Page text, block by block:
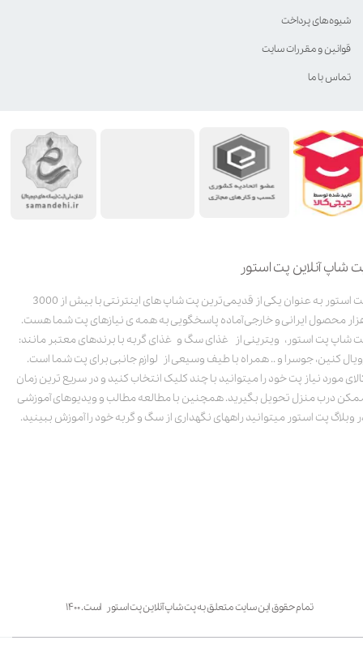
شاپ آنلاین پت استور
پت استور به عنوان یکی از قدیمی‌ترین پت شاپ های اینترنتی با بیش از 3000
محصول ایرانی و خارجی آماده پاسخگویی به همه ی نیازهای پت شما هست.
شاپ پت استور، ویترینی از غذای سگ و غذای گربه با برندهای معتبر مانند:
کنین، جوسرا و .. همراه با طیف وسیعی از لوازم جانبی برای پت شما است.
مورد نیاز پت خود را میتوانید با چند کلیک انتخاب کنید و در سریع ترین زمان
درب منزل تحویل بگیرید. همچنین با مطالعه مطالب و ویدیوهای آموزشی
وبلاگ پت استور میتوانید راههای نگهداری از سگ و گربه خود را آموزش ببینید.
تمام حقوق این سایت متعلق به پت شاپ آنلاین پت استور است. ۱۴۰۰
شیوه‌های پرداخت
قوانین و مقررات سایت
تماس با ما